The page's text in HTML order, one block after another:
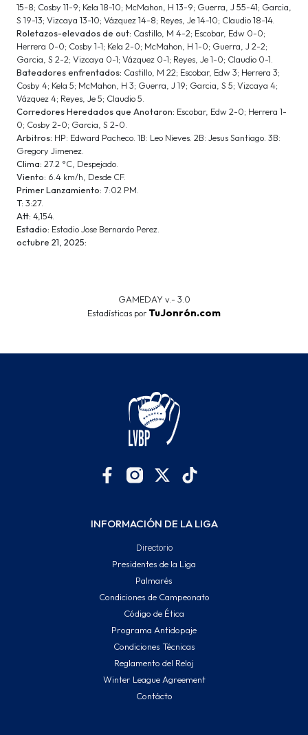
15-8; Cosby 11-9; Kela 18-10; McMahon, H 13-9; Guerra, J 55-41; Garcia,
S 19-13; Vizcaya 13-10; Vázquez 14-8; Reyes, Je 14-10; Claudio 18-14.
Roletazos-elevados de out: Castillo, M 4-2; Escobar, Edw 0-0;
Herrera 0-0; Cosby 1-1; Kela 2-0; McMahon, H 1-0; Guerra, J 2-2;
Garcia, S 2-2; Vizcaya 0-1; Vázquez 0-1; Reyes, Je 1-0; Claudio 0-1.
Bateadores enfrentados: Castillo, M 22; Escobar, Edw 3; Herrera 3;
Cosby 4; Kela 5; McMahon, H 3; Guerra, J 19; Garcia, S 5; Vizcaya 4;
Vázquez 4; Reyes, Je 5; Claudio 5.
Corredores Heredados que Anotaron: Escobar, Edw 2-0; Herrera 1-
0; Cosby 2-0; Garcia, S 2-0.
Arbitros: HP: Edward Pacheco. 1B: Leo Nieves. 2B: Jesus Santiago. 3B:
Gregory Jimenez.
Clima: 27.2 °C, Despejado.
Viento: 6.4 km/h, Desde CF.
Primer Lanzamiento: 7:02 PM.
T: 3:27.
Att: 4,154.
Estadio: Estadio Jose Bernardo Perez.
octubre 21, 2025:
GAMEDAY v.- 3.0
Estadísticas por TuJonrón.com
INFORMACIÓN DE LA LIGA
Directorio
Presidentes de la Liga
Palmarés
Condiciones de Campeonato
Código de Ética
Programa Antidopaje
Condiciones Técnicas
Reglamento del Reloj
Winter League Agreement
Contácto